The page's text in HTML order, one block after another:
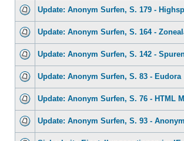
Update: Anonym Surfen, S. 179 -
Update: Anonym Surfen, S. 164 -
Update: Anonym Surfen, S. 142 -
Update: Anonym Surfen, S. 83 - Eudora
Update: Anonym Surfen, S. 76 - HTML
Update: Anonym Surfen, S. 93 -